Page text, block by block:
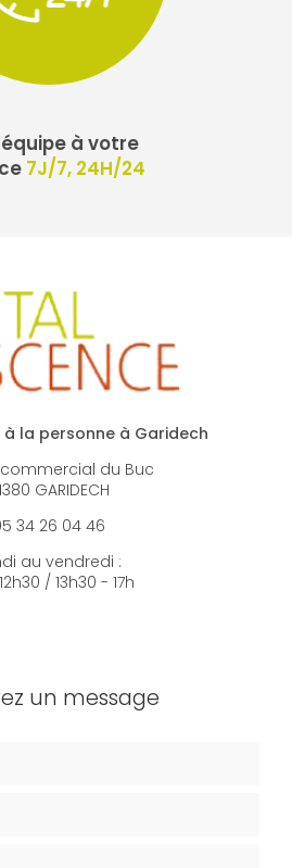
équipe à votre
7J/7, 24H/24
à la personne à Garidech
du Buc
GARIDECH
34 26 04 46
au vendredi :
/ 13h30 - 17h
un message